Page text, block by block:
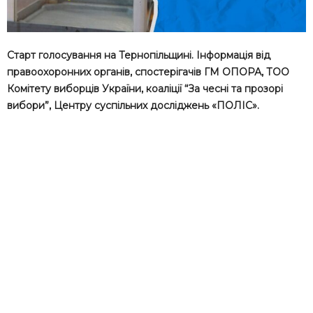
Старт голосування на Тернопільщині. Інформація від
правоохоронних органів, спостерігачів ГМ ОПОРА, ТОО
Комітету виборців України, коаліції “За чесні та прозорі
вибори”, Центру суспільних досліджень «ПОЛІС».